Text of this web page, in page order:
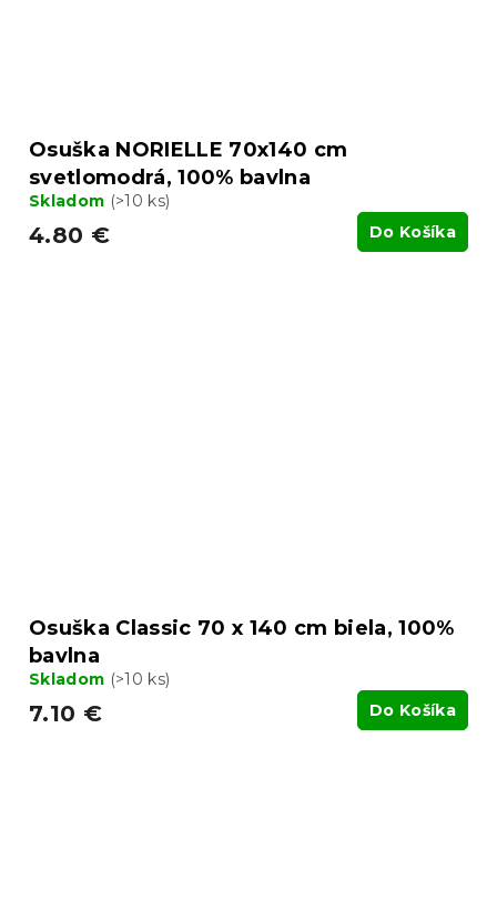
Osuška NORIELLE 70x140 cm
svetlomodrá, 100% bavlna
Skladom (>10 ks)
4.80 € Do Košíka
Osuška Classic 70 x 140 cm biela, 100%
bavlna
Skladom (>10 ks)
7.10 € Do Košíka